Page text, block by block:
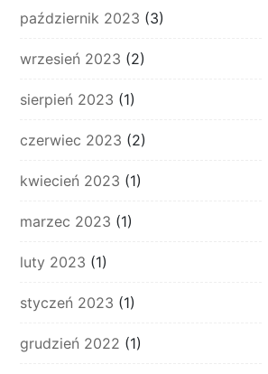
październik 2023 (3)
wrzesień 2023 (2)
sierpień 2023 (1)
czerwiec 2023 (2)
kwiecień 2023 (1)
marzec 2023 (1)
luty 2023 (1)
styczeń 2023 (1)
grudzień 2022 (1)